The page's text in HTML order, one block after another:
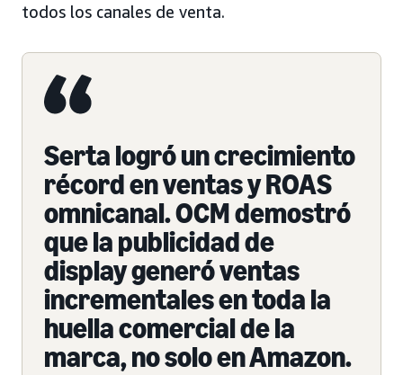
todos los canales de venta.
Serta logró un crecimiento
récord en ventas y ROAS
omnicanal. OCM demostró
que la publicidad de
display generó ventas
incrementales en toda la
huella comercial de la
marca, no solo en Amazon.